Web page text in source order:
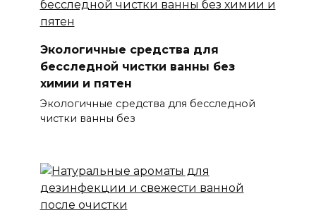
Экологичные средства для
бесследной чистки ванны без
химии и пятен
Экологичные средства для бесследной
чистки ванны без